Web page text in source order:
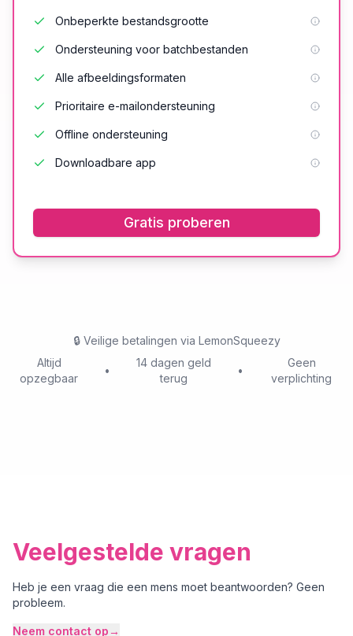
Onbeperkte bestandsgrootte
Ondersteuning voor batchbestanden
Alle afbeeldingsformaten
Prioritaire e-mailondersteuning
Offline ondersteuning
Downloadbare app
Gratis proberen
🔒 Veilige betalingen via LemonSqueezy
Altijd
opzegbaar
•
14 dagen geld
terug
•
Geen
verplichting
Veelgestelde vragen
Heb je een vraag die een mens moet beantwoorden? Geen
probleem.
Neem contact op→